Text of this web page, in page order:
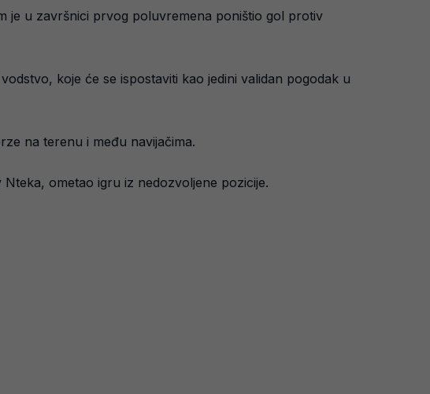
je u završnici prvog poluvremena poništio gol protiv
koje će se ispostaviti kao jedini validan pogodak u
na terenu i među navijačima.
ometao igru iz nedozvoljene pozicije.